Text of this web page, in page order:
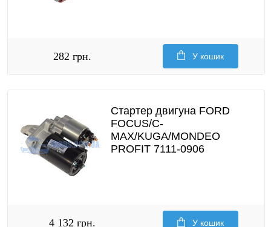
282 грн. У кошик
Стартер двигуна FORD
FOCUS/C-
MAX/KUGA/MONDEO
PROFIT 7111-0906
4 132 грн. У кошик